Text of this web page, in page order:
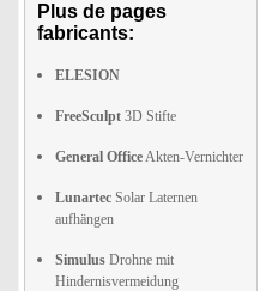
Plus de pages
fabricants:
ELESION
FreeSculpt 3D Stifte
General OfficeAkten-Vernichter
Lunartec Solar Laternen
aufhängen
Simulus Drohne mit
Hindernisvermeidung